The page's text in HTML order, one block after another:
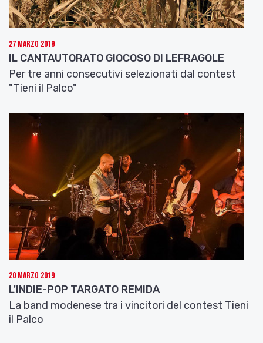
27 Marzo 2019
IL CANTAUTORATO GIOCOSO DI LEFRAGOLE
Per tre anni consecutivi selezionati dal contest
"Tieni il Palco"
20 Marzo 2019
L'INDIE-POP TARGATO REMIDA
La band modenese tra i vincitori del contest Tieni
il Palco